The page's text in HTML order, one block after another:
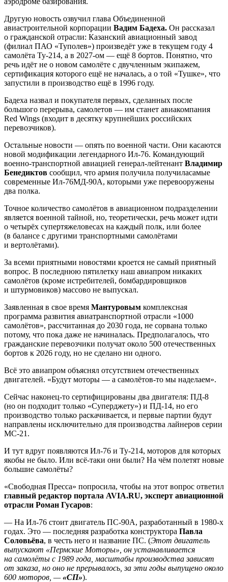
Другую новость озвучил глава Объединенной
авиастроительной корпорации Вадим Бадеха. Он рассказал
о гражданской отрасли: Казанский авиационный завод
(филиал ПАО «Туполев») произведёт уже в текущем году 4
самолёта Ту-214, а в 2027-ом — ещё 8 бортов. Понятно, что
речь идёт не о новом самолёте с двучленным экипажем,
сертификация которого ещё не началась, а о той «Тушке», что
запустили в производство ещё в 1996 году.
Бадеха назвал и покупателя первых, сделанных после
большого перерыва, самолетов — им станет авиакомпания
Red Wings (входит в десятку крупнейших российских
перевозчиков).
Остальные новости — опять по военной части. Они касаются
новой модификации легендарного Ил-76. Командующий
военно-транспортной авиацией генерал-лейтенант Владимир
Бенедиктов сообщил, что армия получила получиласамые
современные Ил-76МД-90А, которыми уже перевооружены
два полка.
Точное количество самолётов в авиационном подразделении
является военной тайной, но, теоретически, речь может идти
о четырёх супертяжеловесах на каждый полк, или более
(в балансе с другими транспортными самолётами
и вертолётами).
За всеми приятными новостями кроется не самый приятный
вопрос. В последнюю пятилетку наш авиапром никаких
самолётов (кроме истребителей, бомбардировщиков
и штурмовиков) массово не выпускал.
Заявленная в свое время Мантуровым комплексная
программа развития авиатранспортной отрасли «1000
самолётов», рассчитанная до 2030 года, не сорвана только
потому, что пока даже не начиналась. Предполагалось, что
гражданские перевозчики получат около 500 отечественных
бортов к 2026 году, но не сделано ни одного.
Всё это авиапром объяснял отсутствием отечественных
двигателей. «Будут моторы — а самолётов-то мы наделаем».
Сейчас наконец-то сертифицированы два двигателя: ПД-8
(но он подходит только «Суперджету») и ПД-14, но его
производство только раскачивается, и первые партии будут
направлены исключительно для производства лайнеров серии
МС-21.
И тут вдруг появляются Ил-76 и Ту-214, моторов для которых
якобы не было. Или всё-таки они были? На чём полетят новые
большие самолёты?
«Свободная Пресса» попросила, чтобы на этот вопрос ответил
главный редактор портала AVIA.RU, эксперт авиационной
отрасли Роман Гусаров:
— На Ил-76 стоит двигатель ПС-90А, разработанный в 1980-х
годах. Это — последняя разработка конструктора Павла
Соловьёва, в честь него и название ПС. (Этот двигатель
выпускают «Пермские Моторы», он устанавливается
на самолёты с 1989 года, масштабы производства зависят
от заказа, но оно не прерывалось, за эти годы выпущено около
600 моторов, —«СП»).